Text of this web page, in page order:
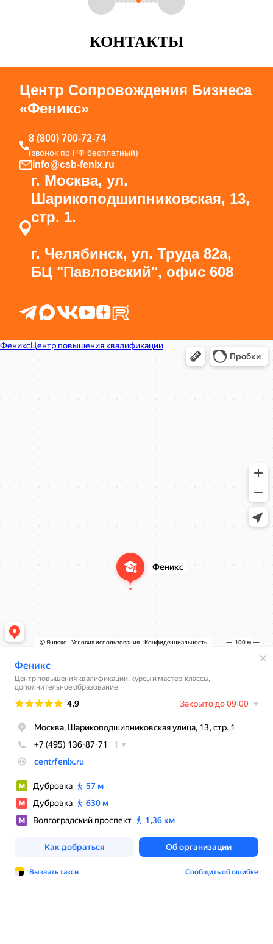
КОНТАКТЫ
Центр Сопровождения Бизнеса
«Феникс»
8 (800) 700-72-74
(звонок по РФ бесплатный)
info@csb-fenix.ru
г. Москва, ул.
Шарикоподшипниковская, 13,
стр. 1.
г. Челябинск, ул. Труда 82а,
БЦ "Павловский", офис 608
Феникс
Центр повышения квалификации в Москве